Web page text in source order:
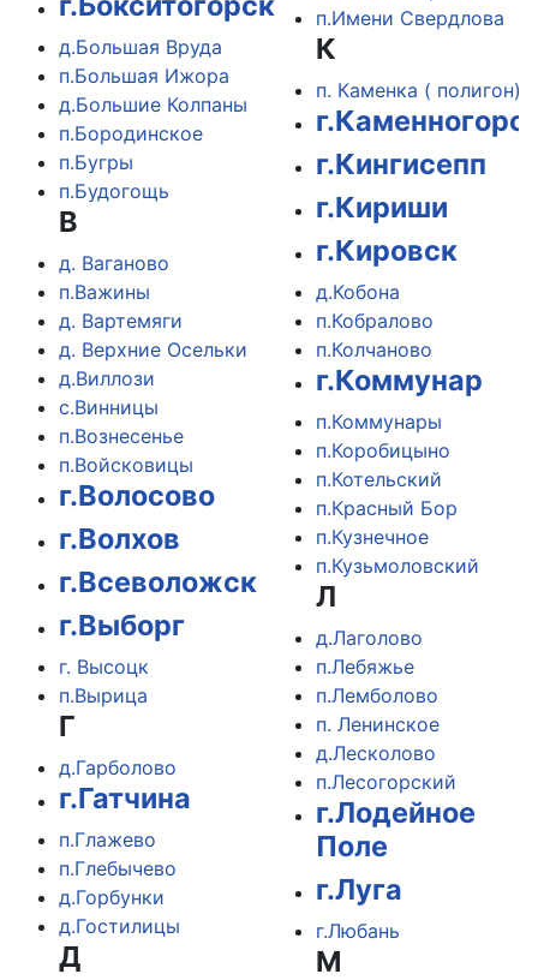
д.Большая Вруда
п.Большая Ижора
д.Большие Колпаны
п.Бородинское
п.Бугры
п.Будогощь
В
д. Ваганово
п.Важины
д. Вартемяги
д. Верхние Осельки
д.Виллози
с.Винницы
п.Вознесенье
п.Войсковицы
г.Волосово
г.Волхов
г.Всеволожск
г.Выборг
г. Высоцк
п.Вырица
Г
д.Гарболово
г.Гатчина
п.Глажево
п.Глебычево
д.Горбунки
д.Гостилицы
Д
п.Имени Свердлова
К
п. Каменка ( полигон)
г.Кингисепп
г.Кириши
г.Кировск
д.Кобона
п.Кобралово
п.Колчаново
г.Коммунар
п.Коммунары
п.Коробицыно
п.Котельский
п.Красный Бор
п.Кузнечное
п.Кузьмоловский
Л
д.Лаголово
п.Лебяжье
п.Лемболово
п. Ленинское
д.Лесколово
п.Лесогорский
г.Лодейное
Поле
г.Луга
г.Любань
М